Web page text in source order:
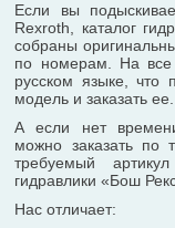
Если вы
Rexroth, каталог
собраны
по номерам. На все
русском языке, что
модель и заказать
А если нет
можно заказать по
требуемый
гидравлики «Бош
Нас отличает: